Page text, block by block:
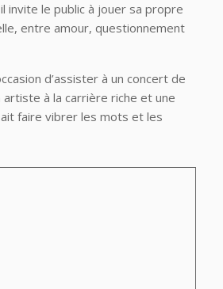
invite le public à jouer sa propre
entre amour, questionnement
d’assister à un concert de
artiste à la carrière riche et une
faire vibrer les mots et les